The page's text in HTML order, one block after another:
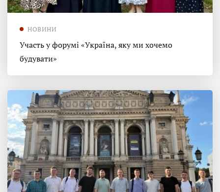
НОВИНИ
Участь у форумі «Україна, яку ми хочемо
будувати»